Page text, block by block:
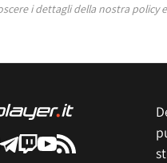
i dettagli della nostra policy